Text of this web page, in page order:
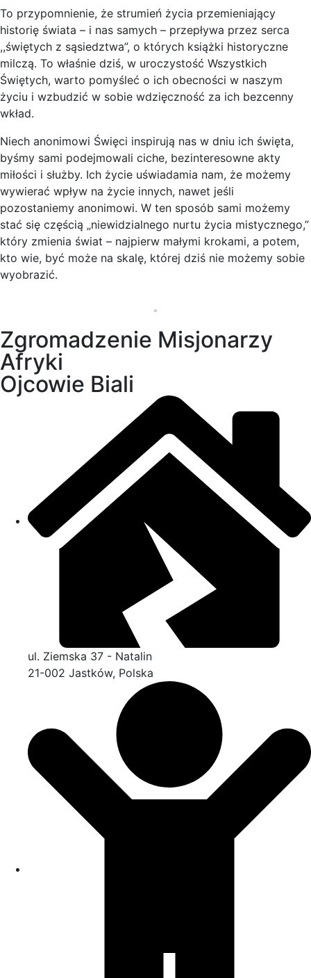
To przypomnienie, że strumień życia przemieniający
historię świata – i nas samych – przepływa przez serca
,,świętych z sąsiedztwa”, o których książki historyczne
milczą. To właśnie dziś, w uroczystość Wszystkich
Świętych, warto pomyśleć o ich obecności w naszym
życiu i wzbudzić w sobie wdzięczność za ich bezcenny
wkład.
Niech anonimowi Święci inspirują nas w dniu ich święta,
byśmy sami podejmowali ciche, bezinteresowne akty
miłości i służby. Ich życie uświadamia nam, że możemy
wywierać wpływ na życie innych, nawet jeśli
pozostaniemy anonimowi. W ten sposób sami możemy
stać się częścią „niewidzialnego nurtu życia mistycznego,”
który zmienia świat – najpierw małymi krokami, a potem,
kto wie, być może na skalę, której dziś nie możemy sobie
wyobrazić.
Zgromadzenie Misjonarzy
Afryki
Ojcowie Biali
ul. Ziemska 37 - Natalin
21-002 Jastków, Polska